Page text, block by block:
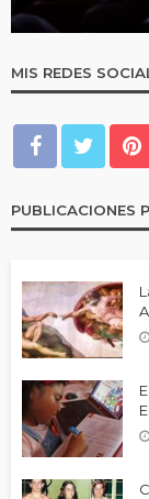
2.21K
MIS REDES
PUBLICACIONES